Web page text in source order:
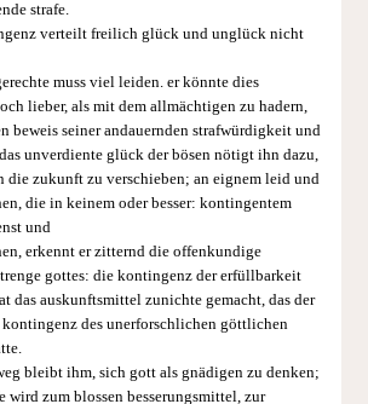
strafe.
verteilt freilich glück und unglück nicht
muss viel leiden. er könnte dies
lieber, als mit dem allmächtigen zu hadern,
beweis seiner andauernden strafwürdigkeit und
unverdiente glück der bösen nötigt ihn dazu,
die zukunft zu verschieben; an eignem leid und
die in keinem oder besser: kontingentem
und
erkennt er zitternd die offenkundige
gottes: die kontingenz der erfüllbarkeit
das auskunftsmittel zunichte gemacht, das der
des unerforschlichen göttlichen
bleibt ihm, sich gott als gnädigen zu denken;
wird zum blossen besserungsmittel, zur